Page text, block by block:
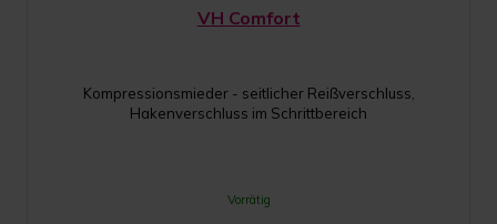
VH Comfort
Kompressionsmieder - seitlicher Reißverschluss,
Hakenverschluss im Schrittbereich
Vorrätig